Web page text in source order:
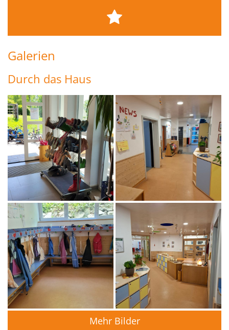
Galerien
Durch das Haus
Mehr Bilder